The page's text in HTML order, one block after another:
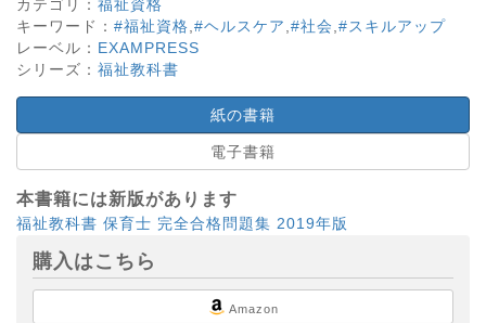
カテゴリ： 福祉資格
キーワード： #福祉資格 #ヘルスケア #社会 #スキルアップ
レーベル： EXAMPRESS
シリーズ： 福祉教科書
紙の書籍
電子書籍
本書籍には新版があります
福祉教科書 保育士 完全合格問題集 2019年版
購入はこちら
Amazon